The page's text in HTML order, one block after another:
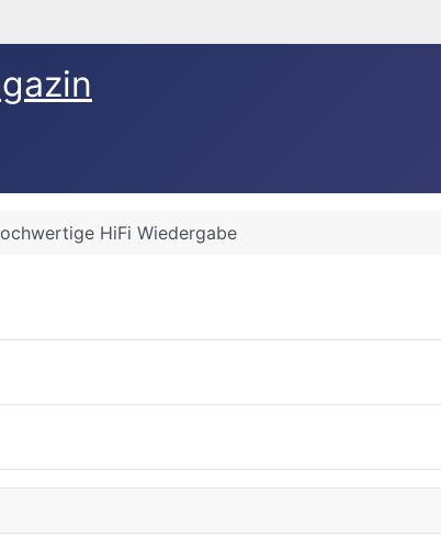
HiFi Wiedergabe